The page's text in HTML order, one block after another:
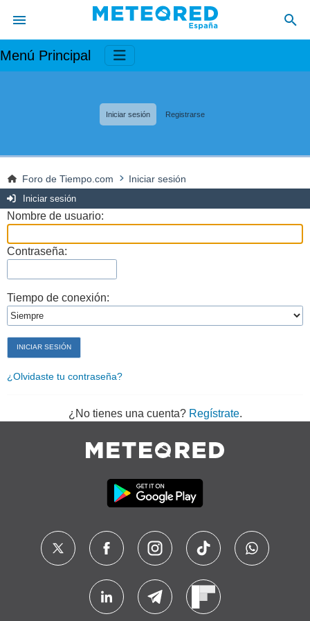
Menú Principal
Iniciar sesión Registrarse
Foro de Tiempo.com Iniciar sesión
Iniciar sesión
Nombre de usuario:
Contraseña:
Tiempo de conexión:
¿Olvidaste tu contraseña?
¿No tienes una cuenta? Regístrate.